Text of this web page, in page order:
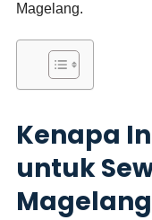
Magelang.
Kenapa
untuk